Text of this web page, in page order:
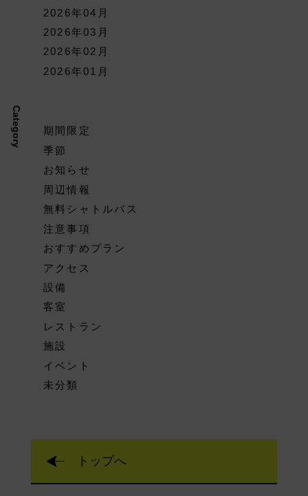
2026年04月
2026年03月
2026年02月
2026年01月
Category
期間限定
季節
お知らせ
周辺情報
無料シャトルバス
注意事項
おすすめプラン
アクセス
設備
客室
レストラン
施設
イベント
未分類
トップへ